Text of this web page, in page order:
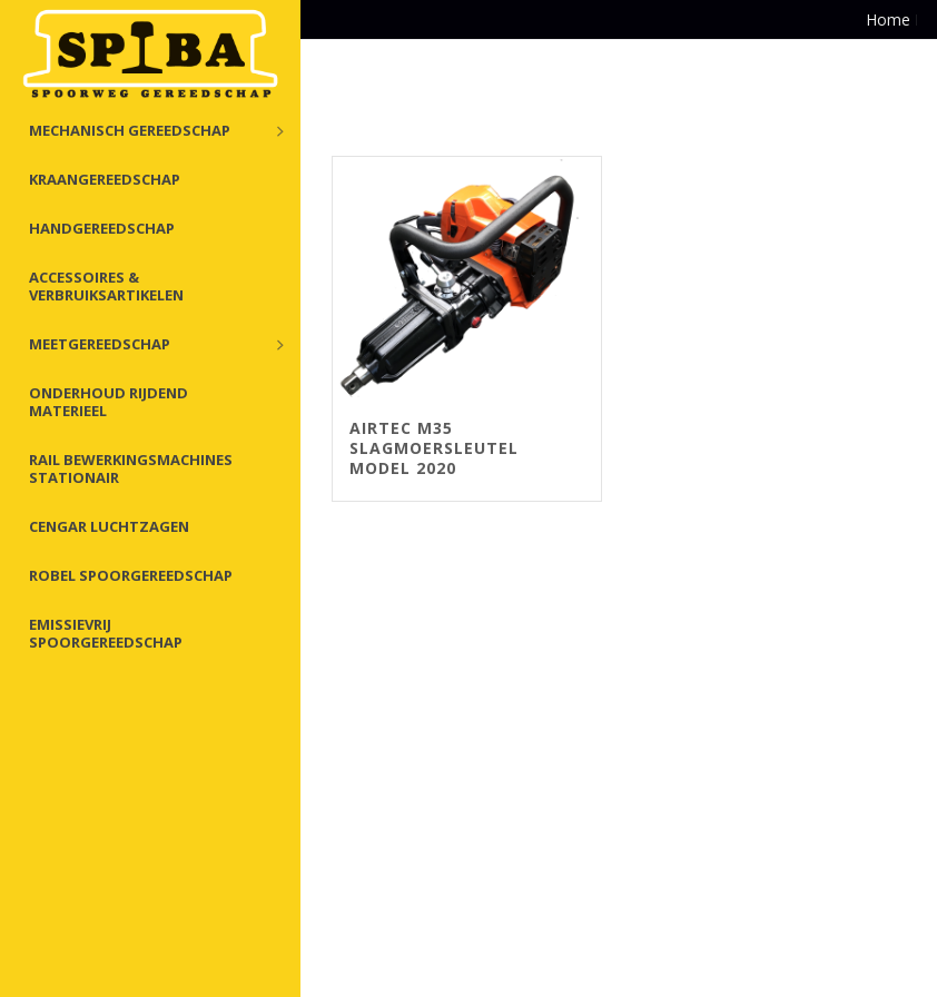
Home
MECHANISCH GEREEDSCHAP
KRAANGEREEDSCHAP
HANDGEREEDSCHAP
ACCESSOIRES &
VERBRUIKSARTIKELEN
MEETGEREEDSCHAP
ONDERHOUD RIJDEND
MATERIEEL
RAIL BEWERKINGSMACHINES
STATIONAIR
CENGAR LUCHTZAGEN
ROBEL SPOORGEREEDSCHAP
EMISSIEVRIJ
SPOORGEREEDSCHAP
AIRTEC M35
SLAGMOERSLEUTEL
MODEL 2020